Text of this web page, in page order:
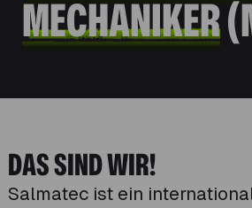
MECHANIKER
DAS SIND WIR!
Salmatec ist ein